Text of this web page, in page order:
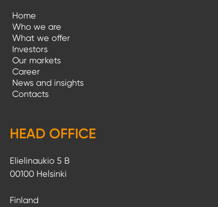
Home
Who we are
What we offer
Investors
Our markets
Career
News and insights
Contacts
HEAD OFFICE
Elielinaukio 5 B
00100 Helsinki
Finland